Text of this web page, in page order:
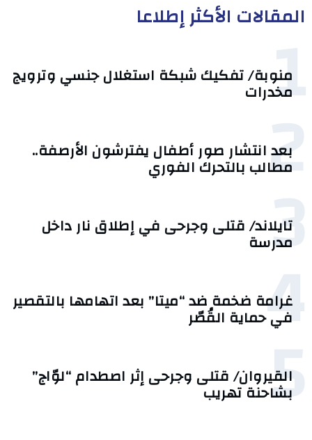
المقالات الأكثر إطلاعا
1
منوبة/ تفكيك شبكة استغلال جنسي وترويج
مخدرات
2
بعد انتشار صور أطفال يفترشون الأرصفة..
مطالب بالتحرك الفوري
3
تايلاند/ قتلى وجرحى في إطلاق نار داخل
مدرسة
4
غرامة ضخمة ضد “ميتا” بعد اتهامها بالتقصير
في حماية القُصّر
5
القيروان/ قتلى وجرحى إثر اصطدام “لوّاج”
بشاحنة تهريب